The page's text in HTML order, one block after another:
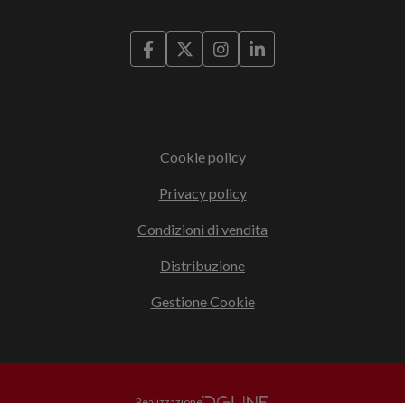
Cookie policy
Privacy policy
Condizioni di vendita
Distribuzione
Gestione Cookie